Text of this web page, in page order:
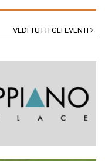
VEDI TUTTI GLI EVENTI